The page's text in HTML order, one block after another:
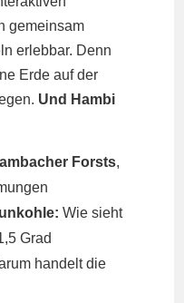
gemeinsam
erlebbar. Denn
Erde auf der
Und Hambi
Forsts,
Wie sieht
Grad
handelt die